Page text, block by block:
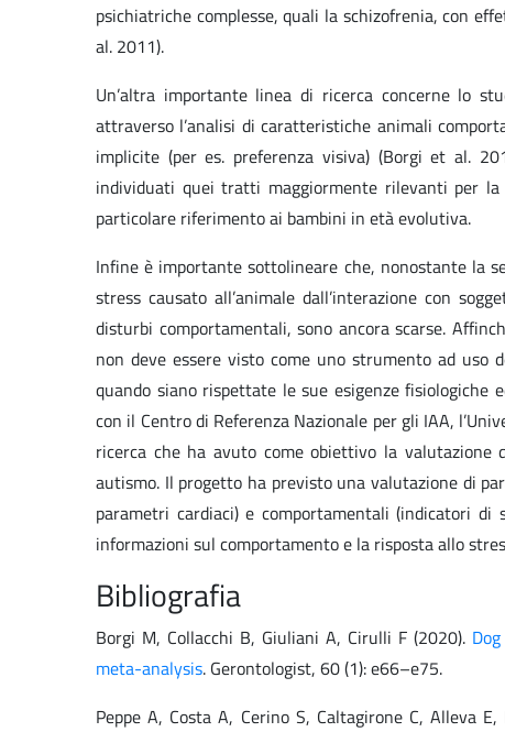
psichiatriche complesse, quali la schizofrenia, con
al. 2011).
Un’altra importante linea di ricerca concerne lo
attraverso l’analisi di caratteristiche animali
implicite (per es. preferenza visiva) (Borgi et al.
individuati quei tratti maggiormente rilevanti per
particolare riferimento ai bambini in età evolutiva.
Infine è importante sottolineare che, nonostante la
stress causato all’animale dall’interazione con
disturbi comportamentali, sono ancora scarse.
non deve essere visto come uno strumento ad uso
quando siano rispettate le sue esigenze fisiologiche
con il Centro di Referenza Nazionale per gli IAA,
ricerca che ha avuto come obiettivo la valutazione
autismo. Il progetto ha previsto una valutazione di
parametri cardiaci) e comportamentali (indicatori
informazioni sul comportamento e la risposta allo
Bibliografia
Borgi M, Collacchi B, Giuliani A, Cirulli F (2020).
meta-analysis. Gerontologist, 60 (1): e66–e75.
Peppe A, Costa A, Cerino S, Caltagirone C, Alleva